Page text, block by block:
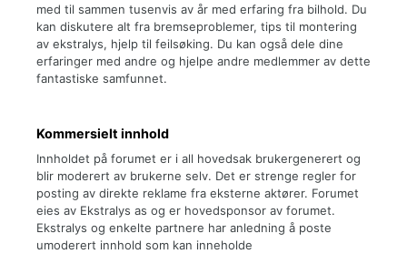
med til sammen tusenvis av år med erfaring fra bilhold. Du
kan diskutere alt fra bremseproblemer, tips til montering
av ekstralys, hjelp til feilsøking. Du kan også dele dine
erfaringer med andre og hjelpe andre medlemmer av dette
fantastiske samfunnet.
Kommersielt innhold
Innholdet på forumet er i all hovedsak brukergenerert og
blir moderert av brukerne selv. Det er strenge regler for
posting av direkte reklame fra eksterne aktører. Forumet
eies av Ekstralys as og er hovedsponsor av forumet.
Ekstralys og enkelte partnere har anledning å poste
umoderert innhold som kan inneholde